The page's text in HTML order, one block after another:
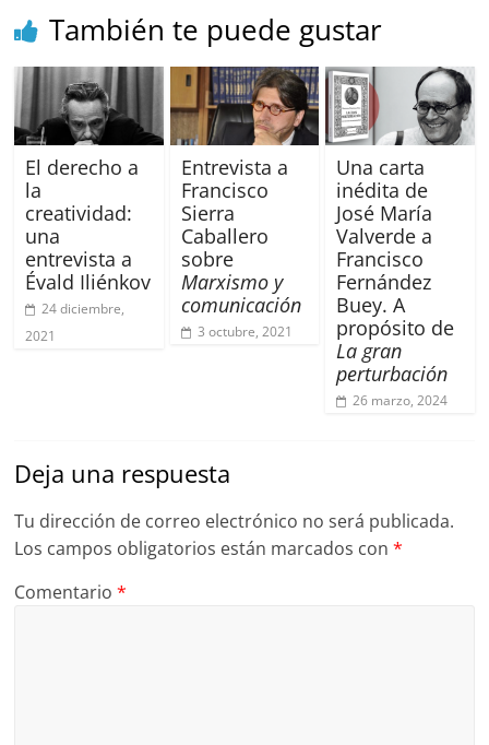
También te puede gustar
El derecho a
la
creatividad:
una
entrevista a
Évald Iliénkov
24 diciembre,
2021
Entrevista a
Francisco
Sierra
Caballero
sobre
Marxismo y
comunicación
3 octubre, 2021
Una carta
inédita de
José María
Valverde a
Francisco
Fernández
Buey. A
propósito de
La gran
perturbación
26 marzo, 2024
Deja una respuesta
Tu dirección de correo electrónico no será publicada.
Los campos obligatorios están marcados con*
Comentario*